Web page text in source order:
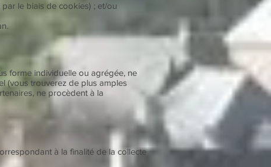
le biais de cookies) ; et/ou
forme individuelle ou agrégée, ne
(vous trouverez de plus amples
ne procèdent à la
à la finalité de la collecte